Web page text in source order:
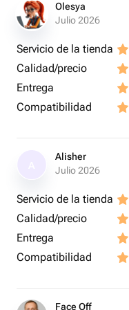
• Упаковка: стильная
крышкой
голубики, 4
Olesya
Julio 2026
Servicio de la tienda
Calidad/precio
Entrega
Compatibilidad
Alisher
Julio 2026
Servicio de la tienda
Calidad/precio
Entrega
Compatibilidad
Face Off